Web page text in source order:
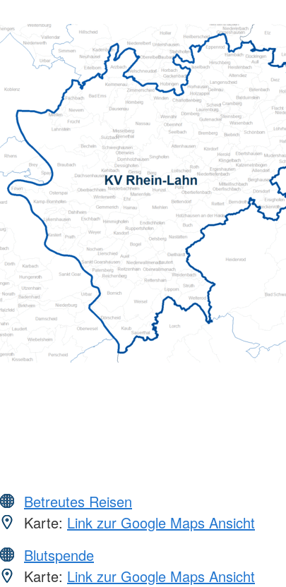
Betreutes Reisen
Karte: Link zur Google Maps Ansicht
Blutspende
Karte: Link zur Google Maps Ansicht